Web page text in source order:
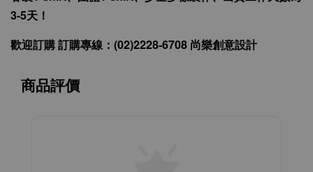
3-5天！
歡迎訂購 訂購專線：(02)2228-6708 尚樂創意設計
商品評價